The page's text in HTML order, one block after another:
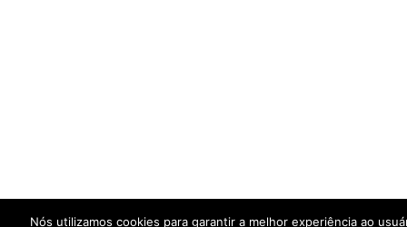
Nós utilizamos cookies para garantir a melhor experiência ao